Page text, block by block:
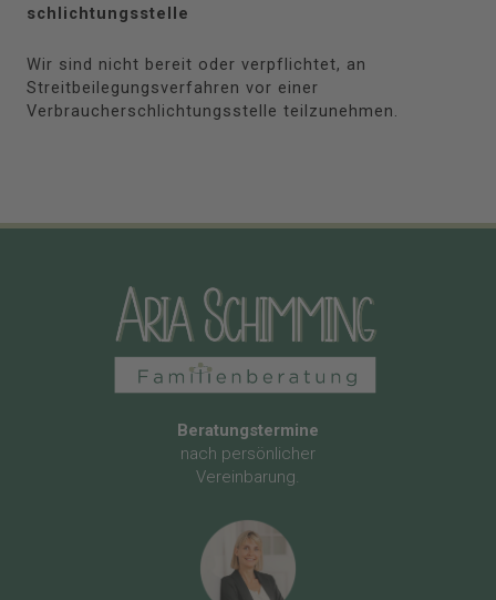
schlichtungs­stelle
Wir sind nicht bereit oder verpflichtet, an
Streitbeilegungsverfahren vor einer
Verbraucherschlichtungsstelle teilzunehmen.
Beratungstermine
nach persönlicher
Vereinbarung.